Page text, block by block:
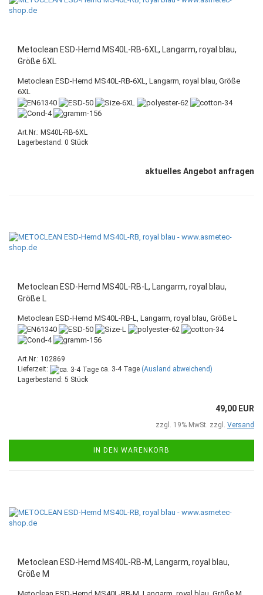
Metoclean ESD-Hemd MS40L-RB-6XL, Langarm, royal blau,
Größe 6XL
Metoclean ESD-Hemd MS40L-RB-6XL, Langarm, royal blau, Größe
6XL
Art.Nr.: MS40L-RB-6XL
Lagerbestand: 0 Stück
aktuelles Angebot anfragen
Metoclean ESD-Hemd MS40L-RB-L, Langarm, royal blau,
Größe L
Metoclean ESD-Hemd MS40L-RB-L, Langarm, royal blau, Größe L
Art.Nr.: 102869
Lieferzeit:
ca. 3-4 Tage (Ausland abweichend)
Lagerbestand: 5 Stück
49,00 EUR
zzgl. 19% MwSt. zzgl. Versand
IN DEN WARENKORB
Metoclean ESD-Hemd MS40L-RB-M, Langarm, royal blau,
Größe M